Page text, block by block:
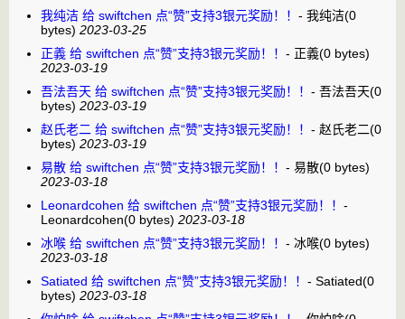
我纯洁 给 swiftchen 点“赞”支持3银元奖励！！ - 我纯洁(0
bytes) 2023-03-25
正義 给 swiftchen 点“赞”支持3银元奖励！！ - 正義(0 bytes)
2023-03-19
吾法吾天 给 swiftchen 点“赞”支持3银元奖励！！ - 吾法吾天(0
bytes) 2023-03-19
赵氏老二 给 swiftchen 点“赞”支持3银元奖励！！ - 赵氏老二(0
bytes) 2023-03-19
易散 给 swiftchen 点“赞”支持3银元奖励！！ - 易散(0 bytes)
2023-03-18
Leonardcohen 给 swiftchen 点“赞”支持3银元奖励！！ -
Leonardcohen(0 bytes) 2023-03-18
冰喉 给 swiftchen 点“赞”支持3银元奖励！！ - 冰喉(0 bytes)
2023-03-18
Satiated 给 swiftchen 点“赞”支持3银元奖励！！ - Satiated(0
bytes) 2023-03-18